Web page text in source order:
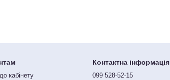
кабінету
Контактна інформація
099 528-52-15